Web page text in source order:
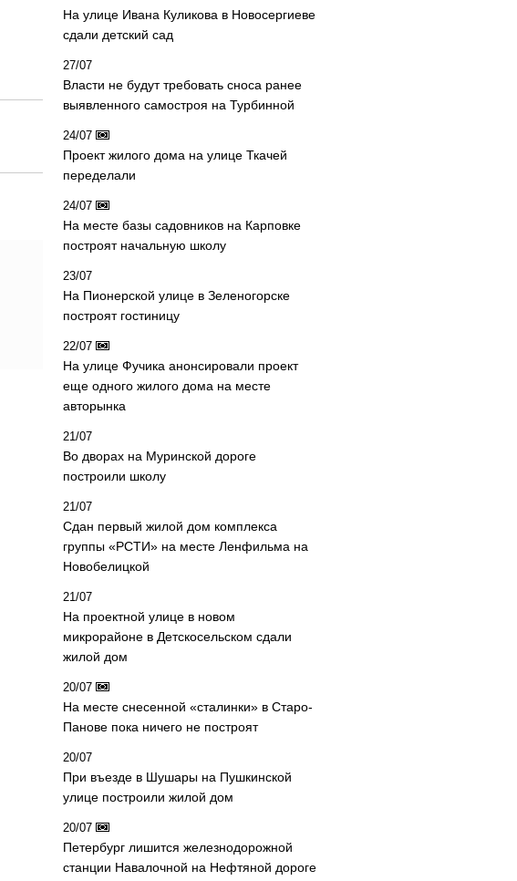
На улице Ивана Куликова в Новосергиеве
сдали детский сад
27/07
Власти не будут требовать сноса ранее
выявленного самостроя на Турбинной
24/07
Проект жилого дома на улице Ткачей
переделали
24/07
На месте базы садовников на Карповке
построят начальную школу
23/07
На Пионерской улице в Зеленогорске
построят гостиницу
22/07
На улице Фучика анонсировали проект
еще одного жилого дома на месте
авторынка
21/07
Во дворах на Муринской дороге
построили школу
21/07
Сдан первый жилой дом комплекса
группы «РСТИ» на месте Ленфильма на
Новобелицкой
21/07
На проектной улице в новом
микрорайоне в Детскосельском сдали
жилой дом
20/07
На месте снесенной «сталинки» в Старо-
Панове пока ничего не построят
20/07
При въезде в Шушары на Пушкинской
улице построили жилой дом
20/07
Петербург лишится железнодорожной
станции Навалочной на Нефтяной дороге